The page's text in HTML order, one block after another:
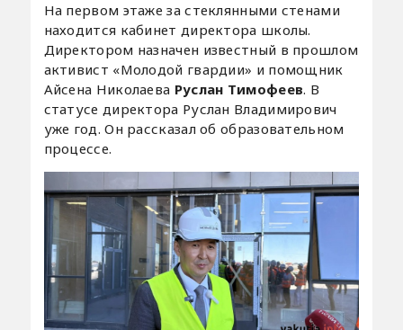
На первом этаже за стеклянными стенами
находится кабинет директора школы.
Директором назначен известный в прошлом
активист «Молодой гвардии» и помощник
Айсена Николаева Руслан Тимофеев. В
статусе директора Руслан Владимирович
уже год. Он рассказал об образовательном
процессе.